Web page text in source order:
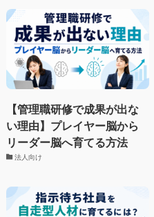
【管理職研修で成果が出な
い理由】プレイヤー脳から
リーダー脳へ育てる方法
法人向け